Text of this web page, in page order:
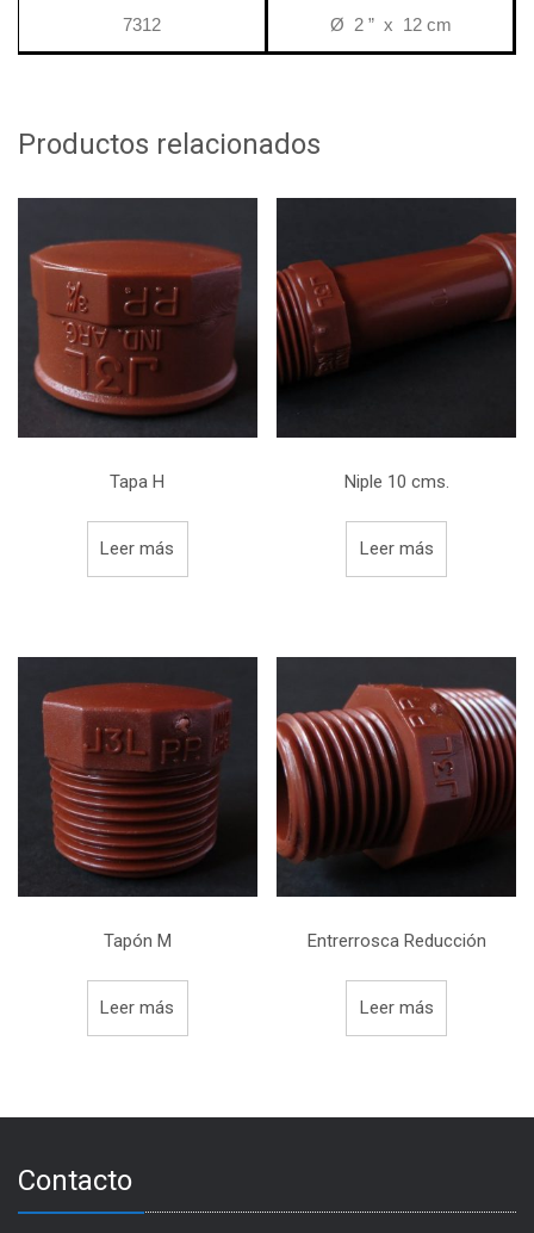
7312 Ø 2 ” x 12 cm
Productos relacionados
Tapa H
Leer más
Niple 10 cms.
Leer más
Tapón M
Leer más
Entrerrosca Reducción
Leer más
Contacto